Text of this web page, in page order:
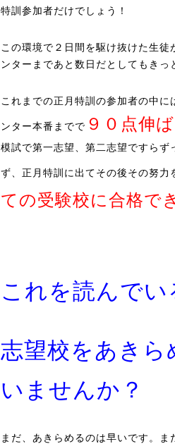
特訓参加者だけでしょう！
この環境で２日間を駆け抜けた生
ンターまであと数日だとしてもきっ
これまでの正月特訓の参加者の中
ンター本番までで ９０点伸
模試で第一志望、第二志望ですらず
ず、正月特訓に出てその後その努力
ての受験校に合格で
これを読んでい
志望校をあきら
いませんか？
まだ、あきらめるのは早いです。ま